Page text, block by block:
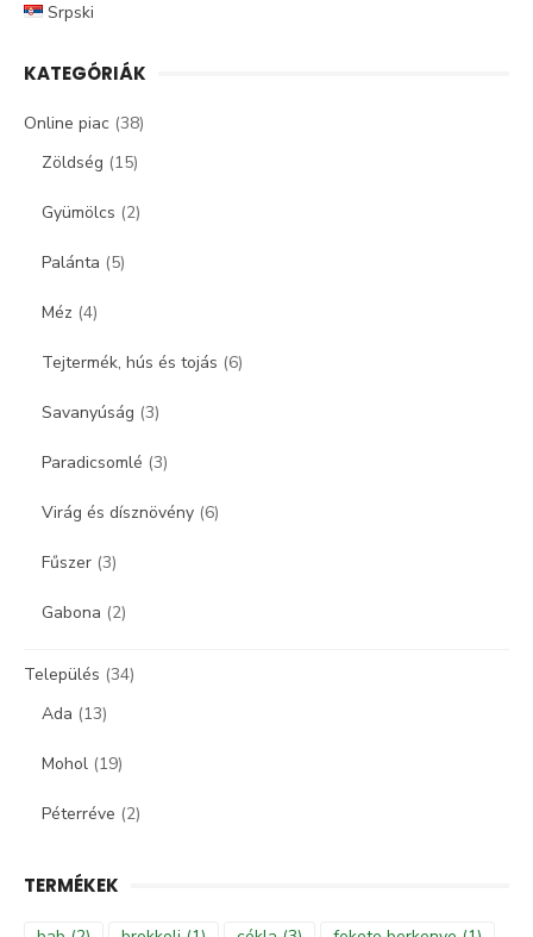
Srpski
KATEGÓRIÁK
Online piac (38)
Zöldség (15)
Gyümölcs (2)
Palánta (5)
Méz (4)
Tejtermék, hús és tojás (6)
Savanyúság (3)
Paradicsomlé (3)
Virág és dísznövény (6)
Fűszer (3)
Gabona (2)
Település (34)
Ada (13)
Mohol (19)
Péterréve (2)
TERMÉKEK